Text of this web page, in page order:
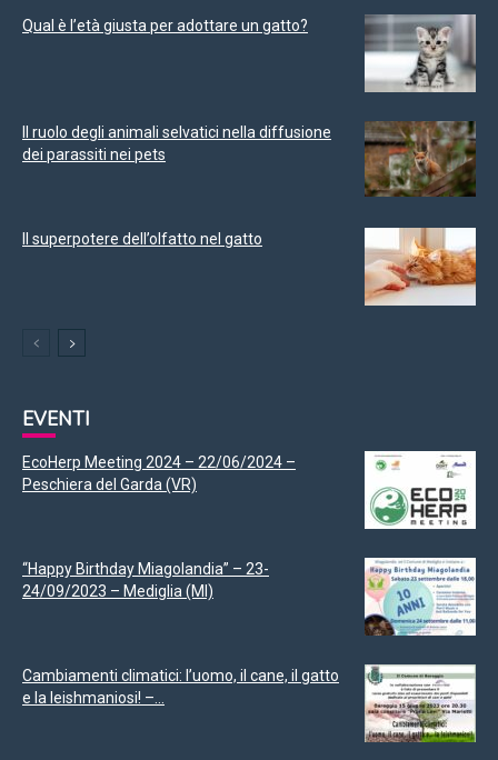
Qual è l’età giusta per adottare un gatto?
Il ruolo degli animali selvatici nella diffusione
dei parassiti nei pets
Il superpotere dell’olfatto nel gatto
EVENTI
EcoHerp Meeting 2024 – 22/06/2024 –
Peschiera del Garda (VR)
“Happy Birthday Miagolandia” – 23-
24/09/2023 – Mediglia (MI)
Cambiamenti climatici: l’uomo, il cane, il gatto
e la leishmaniosi! –...